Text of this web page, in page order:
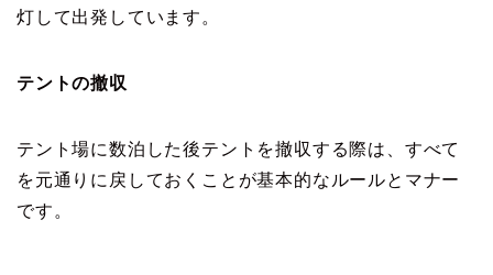
灯して出発しています。
テントの撤収
テント場に数泊した後テントを撤収する際は、すべて
を元通りに戻しておくことが基本的なルールとマナー
です。